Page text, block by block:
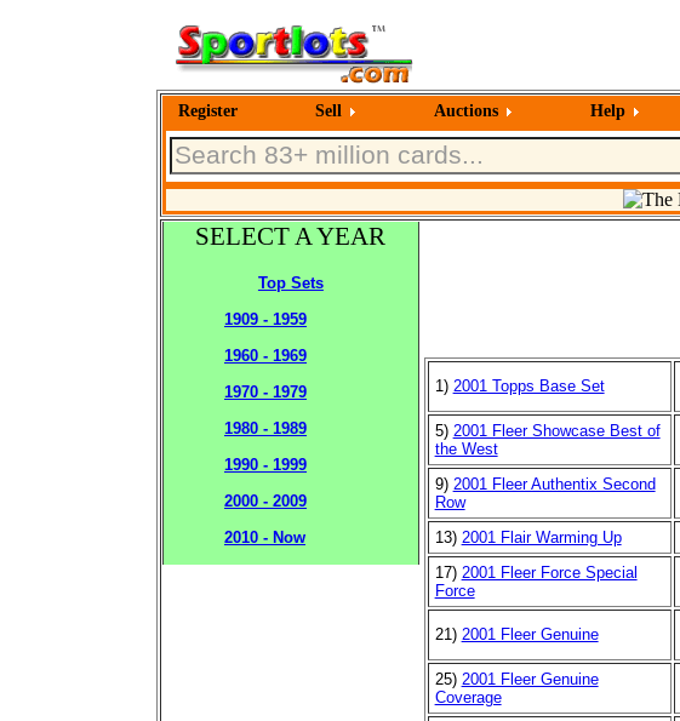
Register Sell Auctions Help
SELECT A YEAR
Top Sets
1909 - 1959
1960 - 1969
1970 - 1979
1980 - 1989
1990 - 1999
2000 - 2009
2010 - Now
1) 2001 Topps Base Set
5) 2001 Fleer Showcase Best of
the West
9) 2001 Fleer Authentix Second
Row
13) 2001 Flair Warming Up
17) 2001 Fleer Force Special
Force
21) 2001 Fleer Genuine
25) 2001 Fleer Genuine
Coverage